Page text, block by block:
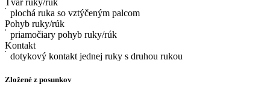
plochá ruka so vztýčeným palcom
Pohyb ruky/rúk
priamočiary pohyb ruky/rúk
Kontakt
dotykový kontakt jednej ruky s druhou rukou
Zložené z posunkov